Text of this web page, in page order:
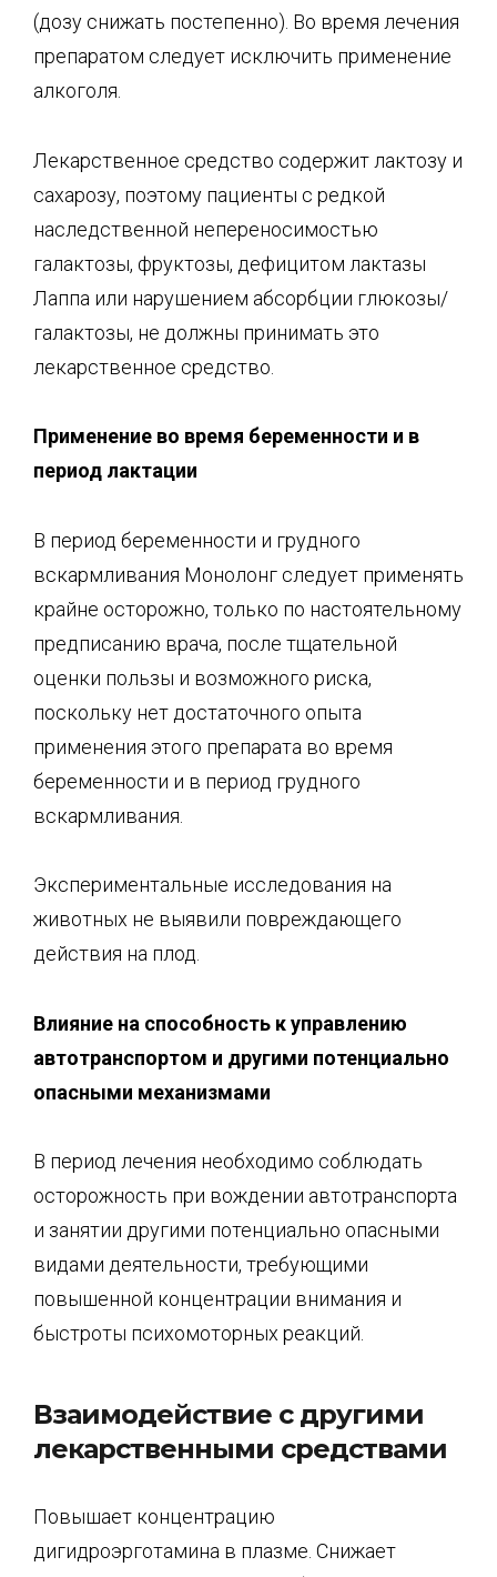
(дозу снижать постепенно). Во время лечения
препаратом следует исключить применение
алкоголя.
Лекарственное средство содержит лактозу и
сахарозу, поэтому пациенты с редкой
наследственной непереносимостью
галактозы, фруктозы, дефицитом лактазы
Лаппа или нарушением абсорбции глюкозы/
галактозы, не должны принимать это
лекарственное средство.
Применение во время беременности и в
период лактации
В период беременности и грудного
вскармливания Монолонг следует применять
крайне осторожно, только по настоятельному
предписанию врача, после тщательной
оценки пользы и возможного риска,
поскольку нет достаточного опыта
применения этого препарата во время
беременности и в период грудного
вскармливания.
Экспериментальные исследования на
животных не выявили повреждающего
действия на плод.
Влияние на способность к управлению
автотранспортом и другими потенциально
опасными механизмами
В период лечения необходимо соблюдать
осторожность при вождении автотранспорта
и занятии другими потенциально опасными
видами деятельности, требующими
повышенной концентрации внимания и
быстроты психомоторных реакций.
Взаимодействие с другими
лекарственными средствами
Повышает концентрацию
дигидроэрготамина в плазме. Снижает